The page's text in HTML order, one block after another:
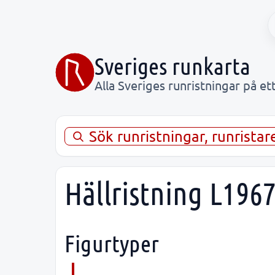
Sveriges runkarta
Alla Sveriges runristningar på
Sök runristningar,
Hällristning
Figurtyper